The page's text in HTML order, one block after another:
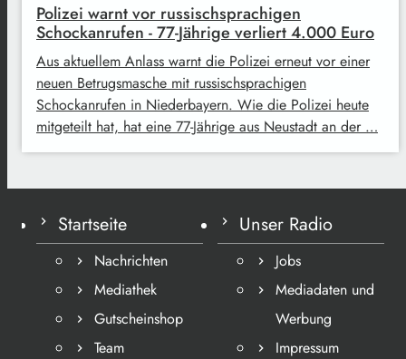
Polizei warnt vor russischsprachigen
Schockanrufen - 77-Jährige verliert 4.000 Euro
Aus aktuellem Anlass warnt die Polizei erneut vor einer
neuen Betrugsmasche mit russischsprachigen
Schockanrufen in Niederbayern. Wie die Polizei heute
mitgeteilt hat, hat eine 77-Jährige aus Neustadt an der …
Startseite
Nachrichten
Mediathek
Gutscheinshop
Team
Unser Radio
Jobs
Mediadaten und
Werbung
Impressum